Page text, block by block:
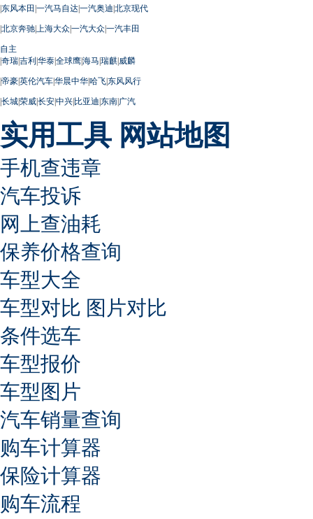
|东风本田 |一汽马自达|一汽奥迪|北京现代
|北京奔驰| 上海大众|一汽大众|一汽丰田
自主
|奇瑞|吉利|华泰|全球鹰|海马|瑞麒|威麟
|帝豪|英伦汽车|华晨中华|哈飞|东风风行
|长城|荣威|长安|中兴|比亚迪|东南|广汽
实用工具 网站地图
手机查违章
汽车投诉
网上查油耗
保养价格查询
车型大全
车型对比 图片对比
条件选车
车型报价
车型图片
汽车销量查询
购车计算器
保险计算器
购车流程